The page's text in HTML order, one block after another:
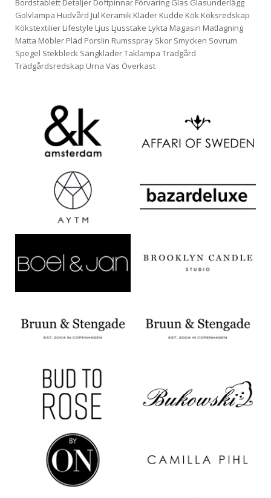
Bordstablett Detaljer Doftpinnar Förvaring Glas Glasunderlägg
Golvlampa Hudvård Jul Keramik Kläder Kudde Kök Köksredskap
Kökstextilier Lifestyle Ljus Ljusstake Lykta Magasin Matlagning
Matta Möbler Pläd Porslin Rumsspray Skor Smycken Sovrum
Spegel Stekbleck SängkläderTaklampa Trädgård
Trädgårdsredskap Urna Vas Överkast